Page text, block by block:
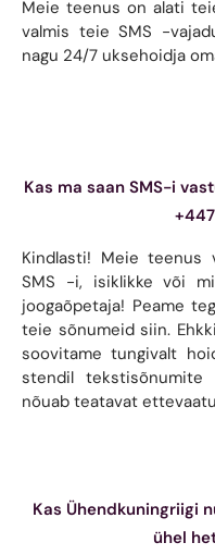
Meie teenus on alati
valmis teie SMS -
nagu 24/7 uksehoidja
Kas ma saan SMS-i
Kindlasti! Meie teenus
SMS -i, isiklikke või
joogaõpetaja! Peame
teie sõnumeid siin.
soovitame tungivalt
stendil
nõuab teatavat
Kas Ühendkuningriigi
ühel